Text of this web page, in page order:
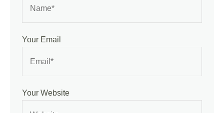
Your Email
Your Website